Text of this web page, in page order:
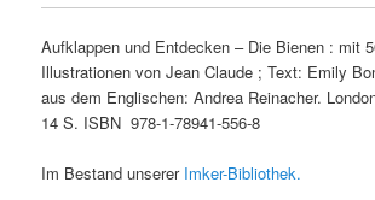
Aufklappen und Entdecken – Die Bienen : mit
Illustrationen von Jean Claude ; Text: Emily
aus dem Englischen: Andrea Reinacher.
14 S. ISBN 978-1-78941-556-8
Im Bestand unserer Imker-Bibliothek.